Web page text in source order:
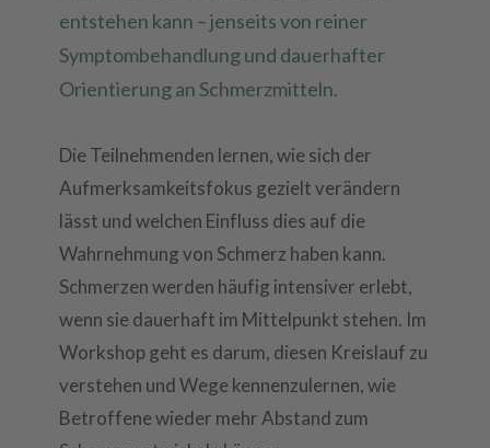
entstehen kann – jenseits von reiner
Symptombehandlung und dauerhafter
Orientierung an Schmerzmitteln.
Die Teilnehmenden lernen, wie sich der
Aufmerksamkeitsfokus gezielt verändern
lässt und welchen Einfluss dies auf die
Wahrnehmung von Schmerz haben kann.
Schmerzen werden häufig intensiver erlebt,
wenn sie dauerhaft im Mittelpunkt stehen. Im
Workshop geht es darum, diesen Kreislauf zu
verstehen und Wege kennenzulernen, wie
Betroffene wieder mehr Abstand zum